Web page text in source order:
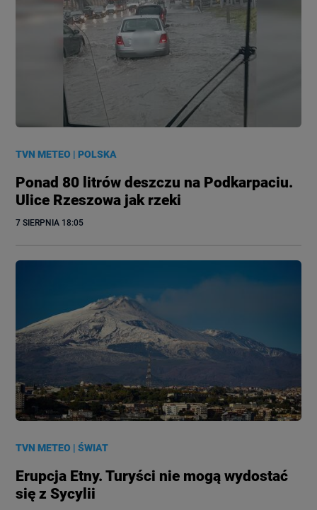
TVN METEO |POLSKA
Ponad 80 litrów deszczu na Podkarpaciu.
Ulice Rzeszowa jak rzeki
7 SIERPNIA 18:05
TVN METEO |ŚWIAT
Erupcja Etny. Turyści nie mogą wydostać
się z Sycylii